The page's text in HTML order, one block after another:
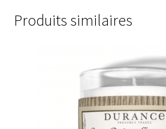
Vodkas
Boutique du Grenier de Marie et Anaïs
Calendriers de l’Avent
Produits similaires